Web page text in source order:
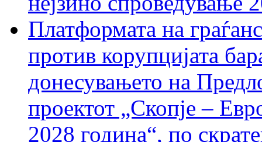
Платформата на
против корупцијата
донесувањето на
проектот „Скопје –
2028 година“, по